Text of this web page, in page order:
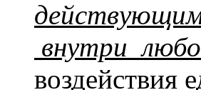
внутри
воздействия